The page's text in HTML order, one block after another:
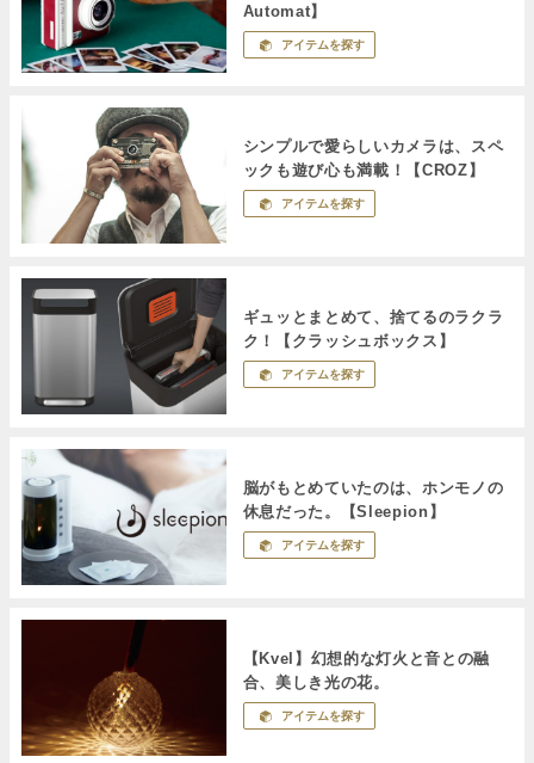
Automat】
アイテムを探す
シンプルで愛らしいカメラは、スペ
ックも遊び心も満載！【CROZ】
アイテムを探す
ギュッとまとめて、捨てるのラクラ
ク！【クラッシュボックス】
アイテムを探す
脳がもとめていたのは、ホンモノの
休息だった。【Sleepion】
アイテムを探す
【Kvel】幻想的な灯火と音との融
合、美しき光の花。
アイテムを探す